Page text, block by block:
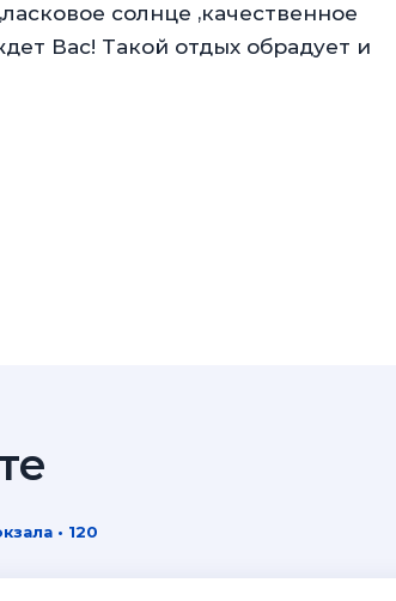
солнце ,качественное
Вас! Такой отдых обрадует и
• 120